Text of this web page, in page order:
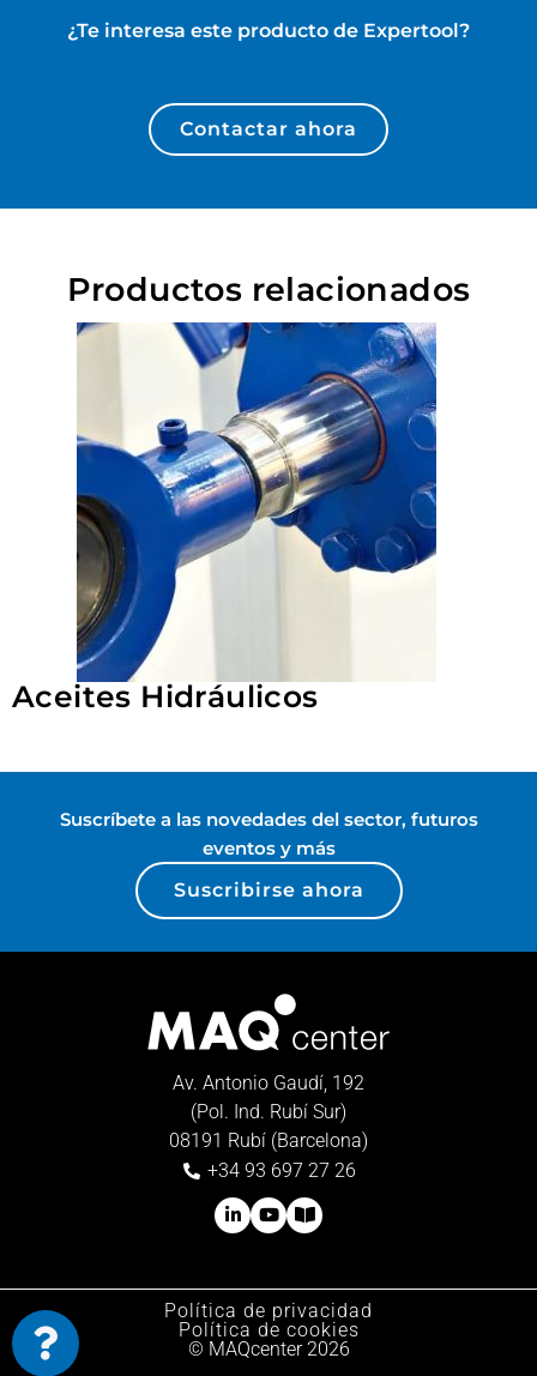
¿Te interesa este producto de Expertool?
Contactar ahora
Productos relacionados
Aceites Hidráulicos
Suscríbete a las novedades del sector, futuros
eventos y más
Suscribirse ahora
Av. Antonio Gaudí, 192
(Pol. Ind. Rubí Sur)
08191 Rubí (Barcelona)
+34 93 697 27 26
Política de privacidad
© MAQcenter 2026
Política de cookies